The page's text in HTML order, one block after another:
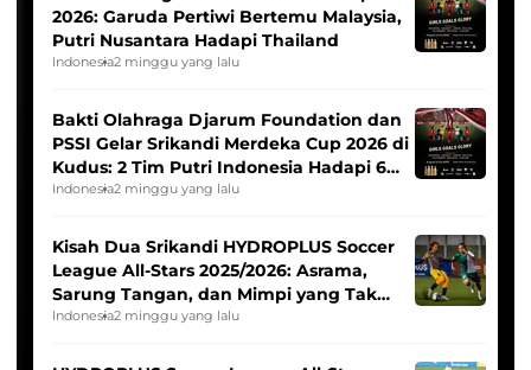
2026: Garuda Pertiwi Bertemu Malaysia,
Putri Nusantara Hadapi Thailand
Indonesia2 minggu yang lalu
Bakti Olahraga Djarum Foundation dan
PSSI Gelar Srikandi Merdeka Cup 2026 di
Kudus: 2 Tim Putri Indonesia Hadapi 6
Tim Asia
Indonesia2 minggu yang lalu
Kisah Dua Srikandi HYDROPLUS Soccer
League All-Stars 2025/2026: Asrama,
Sarung Tangan, dan Mimpi yang Tak
Pernah Padam
Indonesia2 minggu yang lalu